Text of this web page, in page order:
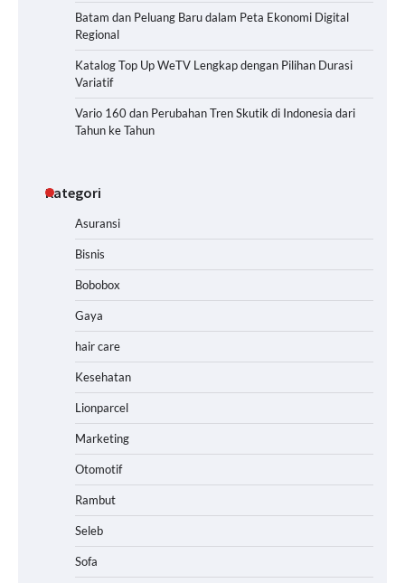
Batam dan Peluang Baru dalam Peta Ekonomi Digital
Regional
Katalog Top Up WeTV Lengkap dengan Pilihan Durasi
Variatif
Vario 160 dan Perubahan Tren Skutik di Indonesia dari
Tahun ke Tahun
Kategori
Asuransi
Bisnis
Bobobox
Gaya
hair care
Kesehatan
Lionparcel
Marketing
Otomotif
Rambut
Seleb
Sofa